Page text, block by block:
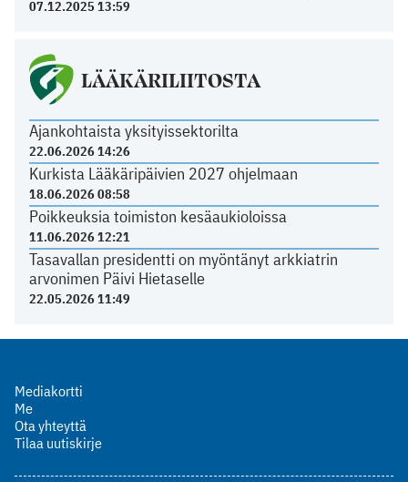
07.12.2025 13:59
LÄÄKÄRILIITOSTA
Ajankohtaista yksityissektorilta
22.06.2026 14:26
Kurkista Lääkäripäivien 2027 ohjelmaan
18.06.2026 08:58
Poikkeuksia toimiston kesäaukioloissa
11.06.2026 12:21
Tasavallan presidentti on myöntänyt arkkiatrin
arvonimen Päivi Hietaselle
22.05.2026 11:49
Mediakortti
Me
Ota yhteyttä
Tilaa uutiskirje